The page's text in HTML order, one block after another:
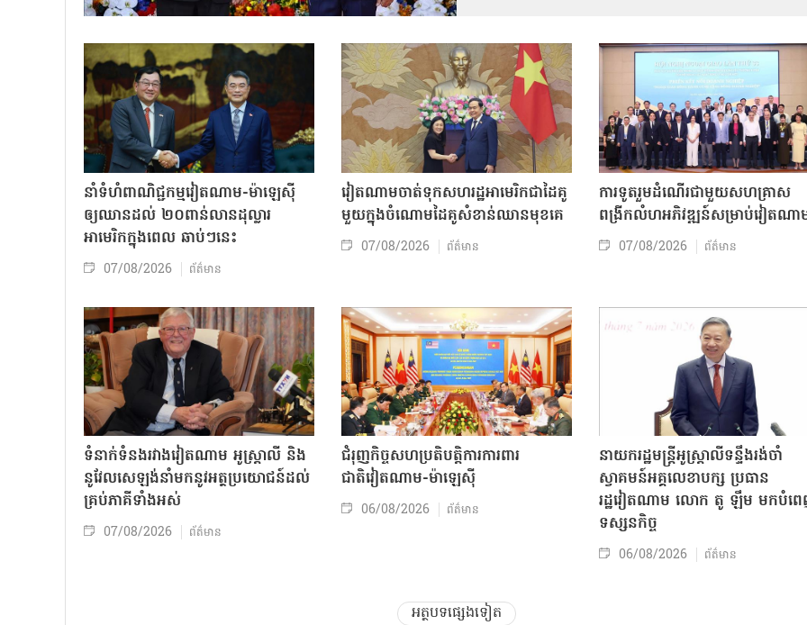
នាំទំហំពាណិជ្ជកម្មវៀតណាម-ម៉ាឡេស៊ី
ឲ្យឈានដល់ ២០ពាន់លានដុល្លារ
អាមេរិកក្នុងពេល ឆាប់ៗនេះ
07/08/2026 ព័ត៌មាន
វៀតណាមចាត់ទុកសហរដ្ឋអាមេរិកជាដៃគូ
មួយក្នុងចំណោមដៃគូសំខាន់ឈានមុខគេ
07/08/2026 ព័ត៌មាន
ការទូតរួមដំណើរជាមួយសហគ្រាស
ពង្រីកលំហអភិវឌ្ឍន៍សម្រាប់វៀតណា
07/08/2026 ព័ត៌មាន
ទំនាក់ទំនងរវាងវៀតណាម អូស្ត្រាលី និង
នូវែលសេឡង់នាំមកនូវអត្ថប្រយោជន៍ដល់
គ្រប់ភាគីទាំងអស់
07/08/2026 ព័ត៌មាន
ជំរុញកិច្ចសហប្រតិបត្តិការការពារ
ជាតិវៀតណាម-ម៉ាឡេស៊ី
06/08/2026 ព័ត៌មាន
នាយករដ្ឋមន្ត្រីអូស្ត្រាលីទន្ទឹងរង់ចាំ
ស្វាគមន៍អគ្គលេខាបក្ស ប្រធាន
រដ្ឋវៀតណាម លោក តូ ឡឹម មកបំព
ទស្សនកិច្ច
06/08/2026 ព័ត៌មាន
អត្ថបទផ្សេងទៀត